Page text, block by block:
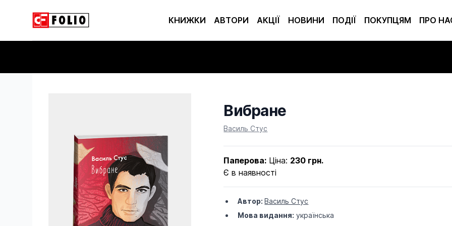
КНИЖКИ АВТОРИ АКЦІЇ НОВИНИ ПОДІЇ ПОКУПЦЯМ ПРО
Вибране
Product information
Василь Стус
Паперова: Ціна: 230 грн.
Є в наявності
Автор:Василь Стус
Мова видання: українська